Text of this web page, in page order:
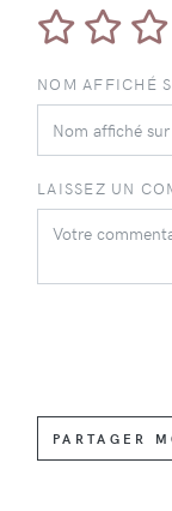
NOM AFFICHÉ
LAISSEZ UN
PARTAGER